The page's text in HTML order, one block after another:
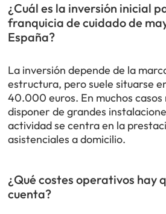
¿Cuál es la inversión inicial
franquicia de cuidado de
España?
La inversión depende de la
estructura, pero suele situarse
40.000 euros. En muchos casos
disponer de grandes
actividad se centra en la
asistenciales a domicilio.
¿Qué costes operativos hay
cuenta?